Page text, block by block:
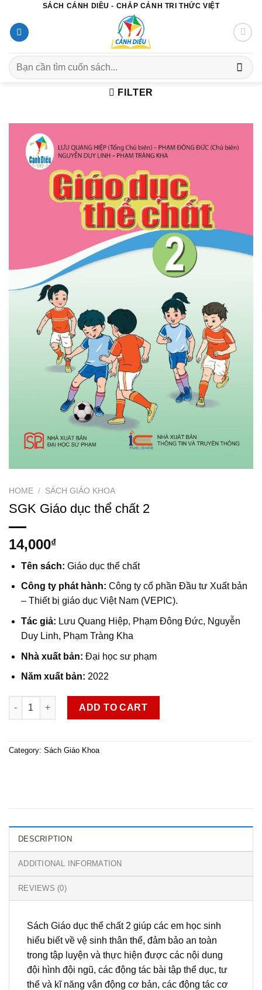
đến
nội
dung
SÁCH CÁNH DIỀU - CHẮP CÁNH TRI THỨC VIỆT
Search
for:
FILTER
HOME / SÁCH GIÁO KHOA
SGK Giáo dục thể chất 2
14,000₫
Tên sách: Giáo dục thể chất
Công ty phát hành: Công ty cổ phần Đầu tư Xuất bản
– Thiết bị giáo dục Việt Nam (VEPIC).
Tác giả: Lưu Quang Hiệp, Phạm Đông Đức, Nguyễn
Duy Linh, Phạm Tràng Kha
Nhà xuất bản: Đại học sư phạm
Năm xuất bản: 2022
SGK Giáo dục thể chất 2 quantity
ADD TO CART
Category: Sách Giáo Khoa
DESCRIPTION
ADDITIONAL INFORMATION
REVIEWS (0)
Sách Giáo dục thể chất 2 giúp các em học sinh
hiểu biết về vệ sinh thân thể, đảm bảo an toàn
trong tập luyện và thực hiện được các nội dung
đội hình đội ngũ, các động tác bài tập thể dục, tư
thế và kĩ năng vận động cơ bản, các động tác cơ